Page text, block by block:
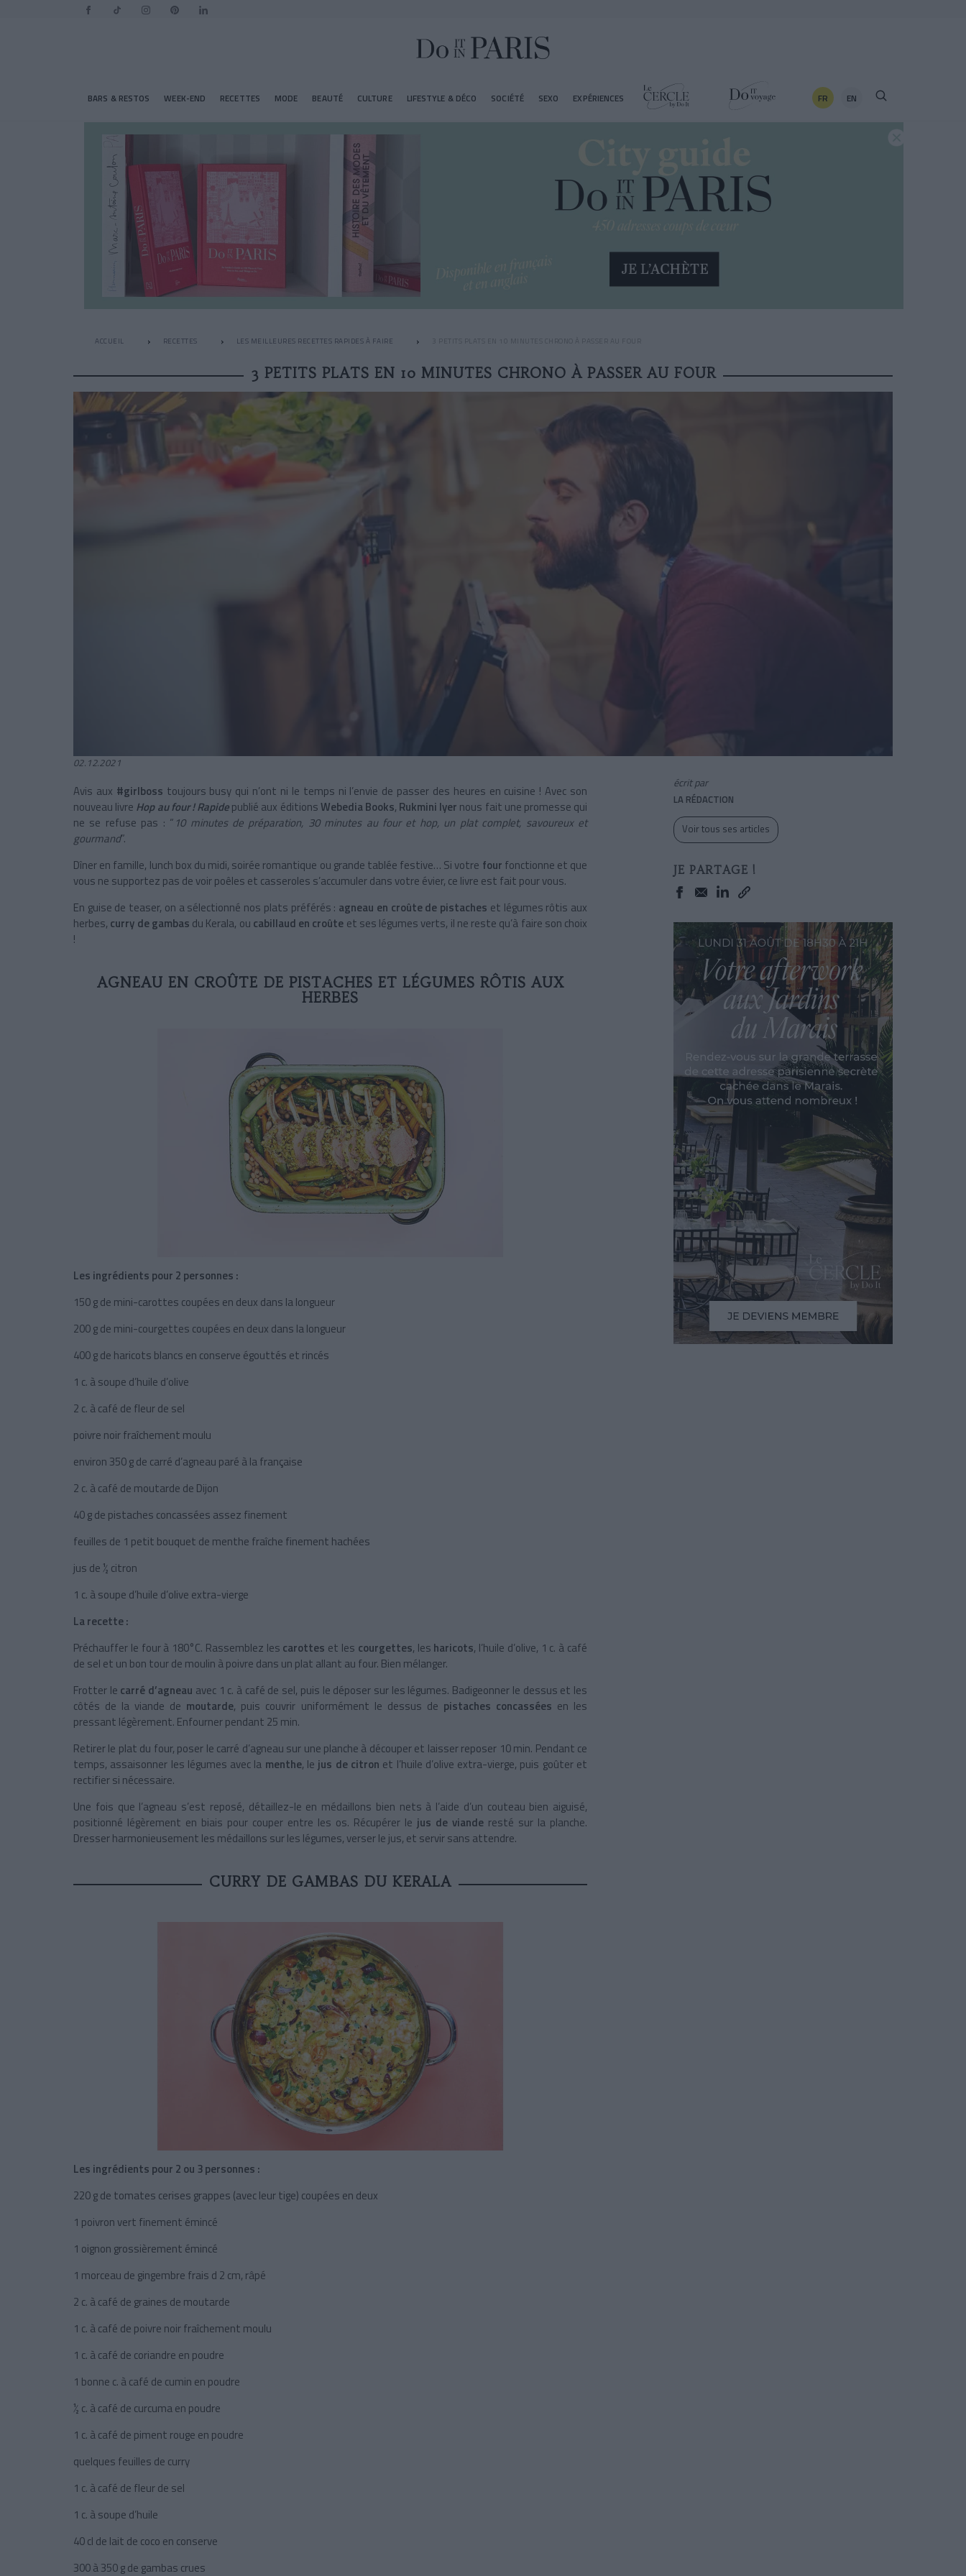
BARS & RESTOS WEEK-END RECETTES MODE BEAUTÉ CULTURE LIFESTYLE & DÉCO SOCIÉTÉ SEXO EXPÉRIENCES FR EN
ACCUEIL RECETTES LES MEILLEURES RECETTES RAPIDES À FAIRE 3 PETITS PLATS EN 10 MINUTES CHRONO À PASSER AU FOUR
3 PETITS PLATS EN 10 MINUTES CHRONO À PASSER AU FOUR
02.12.2021
Avis aux #girlboss toujours busy qui n’ont ni le temps ni l’envie de passer des heures en cuisine ! Avec son
nouveau livre Hop au four ! Rapidepublié aux éditionsWebedia Books, Rukmini Iyer nous fait une promesse qui
ne se refuse pas : “ 10 minutes de préparation, 30 minutes au four et hop, un plat complet, savoureux et
gourmand”.
Dîner en famille, lunch box du midi, soirée romantique ou grande tablée festive… Si votre four fonctionne et que
vous ne supportez pas de voir poêles et casseroles s’accumuler dans votre évier, ce livre est fait pour vous.
En guise de teaser, on a sélectionné nos plats préférés : agneau en croûte de pistaches et légumes rôtis aux
herbes, curry de gambas du Kerala, ou cabillaud en croûte et ses légumes verts, il ne reste qu’à faire son choix
!
AGNEAU EN CROÛTE DE PISTACHES ET LÉGUMES RÔTIS AUX
HERBES
Les ingrédients pour 2 personnes :
150 g de mini-carottes coupées en deux dans la longueur
200 g de mini-courgettes coupées en deux dans la longueur
400 g de haricots blancs en conserve égouttés et rincés
1 c. à soupe d’huile d’olive
2 c. à café de fleur de sel
poivre noir fraîchement moulu
environ 350 g de carré d’agneau paré à la française
2 c. à café de moutarde de Dijon
40 g de pistaches concassées assez finement
feuilles de 1 petit bouquet de menthe fraîche finement hachées
jus de ½ citron
1 c. à soupe d’huile d’olive extra-vierge
La recette :
Préchauffer le four à 180°C. Rassemblez les carottes et les courgettes, les haricots, l’huile d’olive, 1 c. à café
de sel et un bon tour de moulin à poivre dans un plat allant au four. Bien mélanger.
Frotter le carré d’agneau avec 1 c. à café de sel, puis le déposer sur les légumes. Badigeonner le dessus et les
côtés de la viande de moutarde, puis couvrir uniformément le dessus de pistaches concassées en les
pressant légèrement. Enfourner pendant 25 min.
Retirer le plat du four, poser le carré d’agneau sur une planche à découper et laisser reposer 10 min. Pendant ce
temps, assaisonner les légumes avec la menthe, le jus de citron et l’huile d’olive extra-vierge, puis goûter et
rectifier si nécessaire.
Une fois que l’agneau s’est reposé, détaillez-le en médaillons bien nets à l’aide d’un couteau bien aiguisé,
positionné légèrement en biais pour couper entre les os. Récupérer le jus de viande resté sur la planche.
Dresser harmonieusement les médaillons sur les légumes, verser le jus, et servir sans attendre.
CURRY DE GAMBAS DU KERALA
Les ingrédients pour 2 ou 3 personnes :
220 g de tomates cerises grappes (avec leur tige) coupées en deux
1 poivron vert finement émincé
1 oignon grossièrement émincé
1 morceau de gingembre frais d 2 cm, râpé
2 c. à café de graines de moutarde
1 c. à café de poivre noir fraîchement moulu
1 c. à café de coriandre en poudre
1 bonne c. à café de cumin en poudre
½ c. à café de curcuma en poudre
1 c. à café de piment rouge en poudre
quelques feuilles de curry
1 c. à café de fleur de sel
1 c. à soupe d’huile
40 cl de lait de coco en conserve
300 à 350 g de gambas crues
écrit par
LA RÉDACTION
Voir tous ses articles
JE PARTAGE !